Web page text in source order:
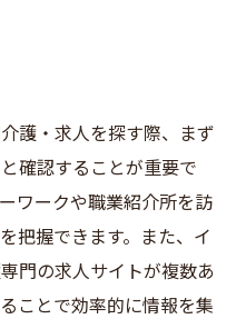
護・求人を探す際、まず
確認することが重要で
ワークや職業紹介所を訪
把握できます。また、イ
門の求人サイトが複数あ
ことで効率的に情報を集